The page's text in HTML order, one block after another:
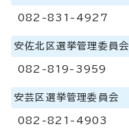
082-831-4927
安佐北区選挙管理委員会
082-819-3959
安芸区選挙管理委員会
082-821-4903